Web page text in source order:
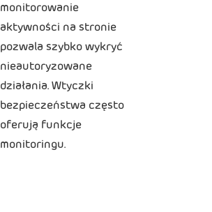
monitorowanie
aktywności na stronie
pozwala szybko wykryć
nieautoryzowane
działania. Wtyczki
bezpieczeństwa często
oferują funkcje
monitoringu.